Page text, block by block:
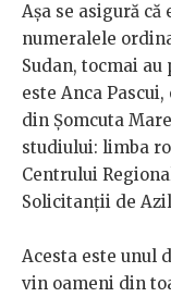
Așa se asigură
numeralele
Sudan, tocmai
este Anca
din Șomcuta
studiului: limba
Centrului
Solicitanții de
Acesta este unul
vin oameni din